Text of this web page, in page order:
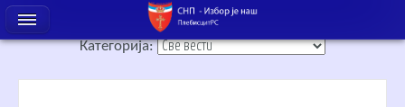
Категорија: